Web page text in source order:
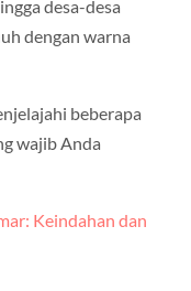
desa-desa
dengan warna
beberapa
wajib Anda
Keindahan dan